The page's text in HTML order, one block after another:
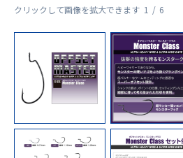
クリックして画像を拡大できます 1 / 6